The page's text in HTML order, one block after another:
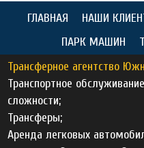
ГЛАВНАЯ НАШИ
ПАРК МАШИН
Трансферное агентство
Транспортное
сложности;
Трансферы;
Аренда легковых